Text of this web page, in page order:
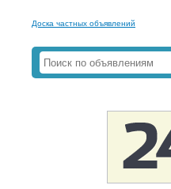
Доска частных объявлений